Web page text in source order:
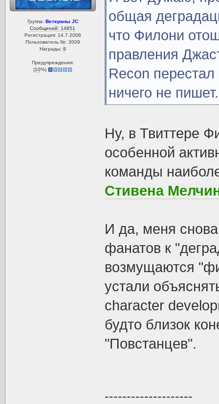
Группа: Ветераны JC
Сообщений: 14851
Регистрация: 14.7.2006
Пользователь №: 3009
Награды: 9
Предупреждения:
(10%)
общая
что Филони
правления
Recon
ничего не пишет.
Ну, в Твиттере
особенной
команды
Стивена
И да, меня
фанатов к
возмущаются
устали
character
будто близок
"Повстанцев".
--------------------